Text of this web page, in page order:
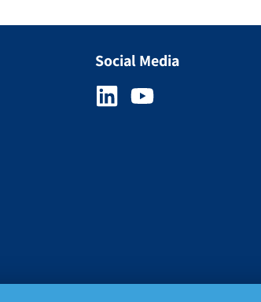
Social Media